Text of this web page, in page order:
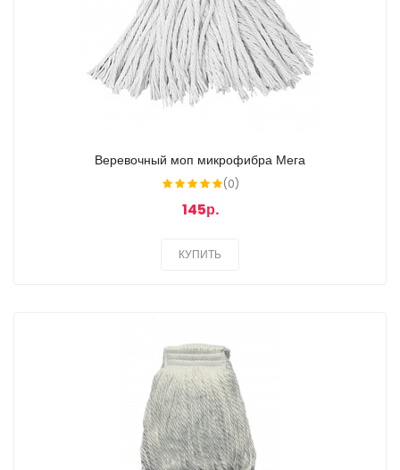
Веревочный моп микрофибра Мега
(0)
145р.
КУПИТЬ